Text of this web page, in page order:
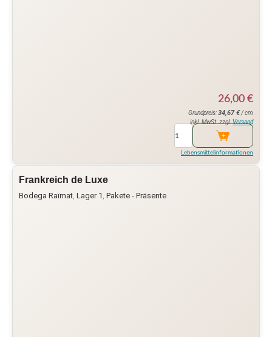
26,00 €
Grundpreis:34,67€/ cm
inkl. MwSt. zzgl. Versand
Lebensmittelinformationen
Frankreich de Luxe
Bodega Raïmat, Lager 1 , Pakete - Präsente